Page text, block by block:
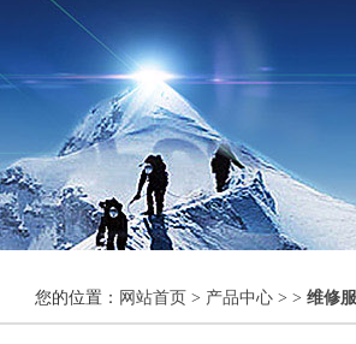
您的位置： 网站首页 > 产品中心 > > 维修